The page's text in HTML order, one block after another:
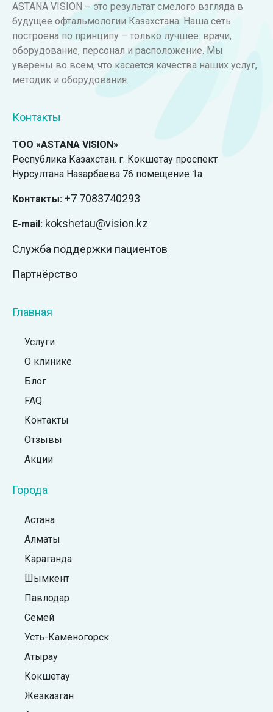
ASTANA VISION – это результат смелого взгляда в
будущее офтальмологии Казахстана. Наша сеть
построена по принципу – только лучшее: врачи,
оборудование, персонал и расположение. Мы
уверены во всем, что касается качества наших услуг,
методик и оборудования.
Контакты
ТОО «ASTANA VISION»
Республика Казахстан. г. Кокшетау проспект
Нурсултана Назарбаева 76 помещение 1а
Контакты: +7 7083740293
E-mail: kokshetau@vision.kz
Служба поддержки пациентов
Партнёрство
Главная
Услуги
О клинике
Блог
FAQ
Контакты
Отзывы
Акции
Города
Астана
Алматы
Караганда
Шымкент
Павлодар
Семей
Усть-Каменогорск
Атырау
Кокшетау
Жезказган